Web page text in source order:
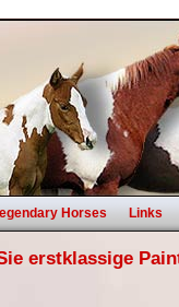
Horses Links
erstklassige